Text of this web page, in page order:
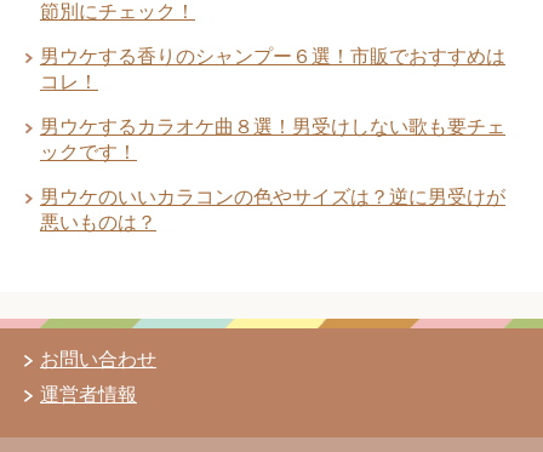
節別にチェック！
男ウケする香りのシャンプー６選！市販でおすすめは
コレ！
男ウケするカラオケ曲８選！男受けしない歌も要チェ
ックです！
男ウケのいいカラコンの色やサイズは？逆に男受けが
悪いものは？
お問い合わせ
運営者情報